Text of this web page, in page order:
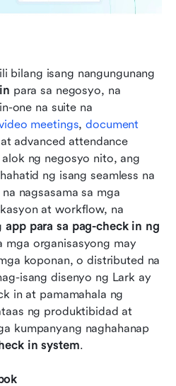
para sa negosyo, na
one na suite na
meetings, document
advanced attendance
na nagsasama sa mga
at workflow, na
app para sa pag-check in ng
mga organisasyong may
koponan, o distributed na
isang disenyo ng Lark ay
in at pamamahala ng
ng produktibidad at
kumpanyang naghahanap
in system.